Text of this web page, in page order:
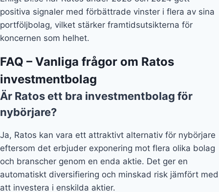
positiva signaler med förbättrade vinster i flera av sina
portföljbolag, vilket stärker framtidsutsikterna för
koncernen som helhet.
FAQ – Vanliga frågor om Ratos
investmentbolag
Är Ratos ett bra investmentbolag för
nybörjare?
Ja, Ratos kan vara ett attraktivt alternativ för nybörjare
eftersom det erbjuder exponering mot flera olika bolag
och branscher genom en enda aktie. Det ger en
automatiskt diversifiering och minskad risk jämfört med
att investera i enskilda aktier.